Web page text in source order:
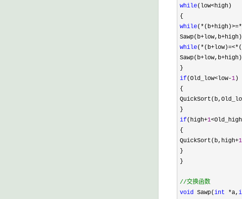
while(low<high)
{
while( * (b+high)>=*
Sawp(b+low,b+
while( * (b+low)=<*
Sawp(b+low,b+
}
if(Old_low<low-1 )
{
}
if(high+1<
{
QuickSort(b,high+1
}
}
//交换函数
void Sawp(int *a,